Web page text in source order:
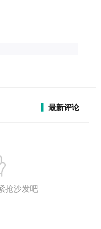
最新评论
抢沙发吧